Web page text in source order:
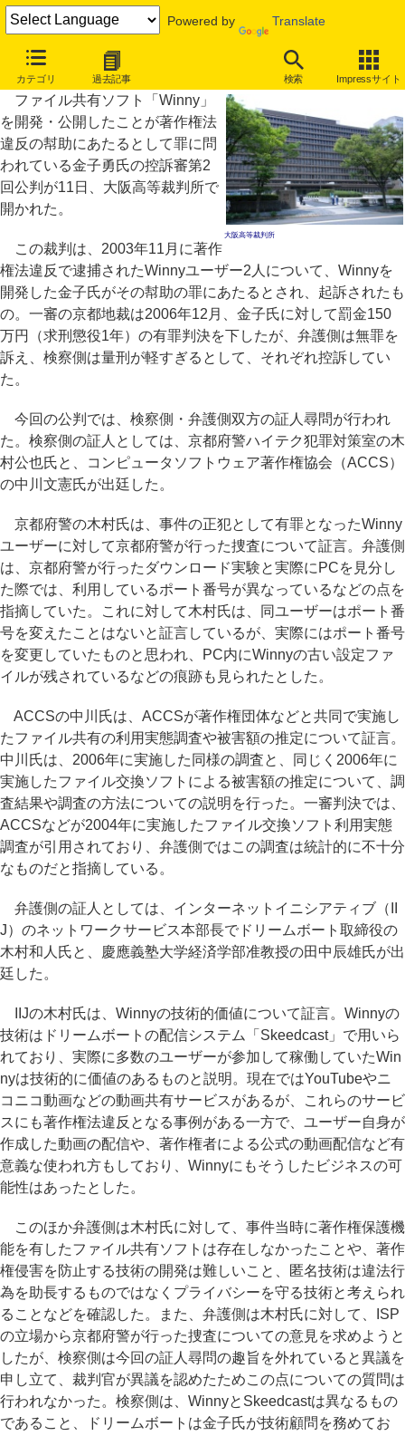
Powered by Translate
カテゴリ 過去記事 検索 Impressサイト
Winny開発者の控訴審、検察側・弁護側双方が証人尋問
大阪高等裁判所
ファイル共有ソフト「Winny」
を開発・公開したことが著作権法
違反の幇助にあたるとして罪に問
われている金子勇氏の控訴審第2
回公判が11日、大阪高等裁判所で
開かれた。
この裁判は、2003年11月に著作
権法違反で逮捕されたWinnyユーザー2人について、Winnyを
開発した金子氏がその幇助の罪にあたるとされ、起訴されたも
の。一審の京都地裁は2006年12月、金子氏に対して罰金150
万円（求刑懲役1年）の有罪判決を下したが、弁護側は無罪を
訴え、検察側は量刑が軽すぎるとして、それぞれ控訴してい
た。
今回の公判では、検察側・弁護側双方の証人尋問が行われ
た。検察側の証人としては、京都府警ハイテク犯罪対策室の木
村公也氏と、コンピュータソフトウェア著作権協会（ACCS）
の中川文憲氏が出廷した。
京都府警の木村氏は、事件の正犯として有罪となったWinny
ユーザーに対して京都府警が行った捜査について証言。弁護側
は、京都府警が行ったダウンロード実験と実際にPCを見分し
た際では、利用しているポート番号が異なっているなどの点を
指摘していた。これに対して木村氏は、同ユーザーはポート番
号を変えたことはないと証言しているが、実際にはポート番号
を変更していたものと思われ、PC内にWinnyの古い設定ファ
イルが残されているなどの痕跡も見られたとした。
ACCSの中川氏は、ACCSが著作権団体などと共同で実施し
たファイル共有の利用実態調査や被害額の推定について証言。
中川氏は、2006年に実施した同様の調査と、同じく2006年に
実施したファイル交換ソフトによる被害額の推定について、調
査結果や調査の方法についての説明を行った。一審判決では、
ACCSなどが2004年に実施したファイル交換ソフト利用実態
調査が引用されており、弁護側ではこの調査は統計的に不十分
なものだと指摘している。
弁護側の証人としては、インターネットイニシアティブ（II
J）のネットワークサービス本部長でドリームボート取締役の
木村和人氏と、慶應義塾大学経済学部准教授の田中辰雄氏が出
廷した。
IIJの木村氏は、Winnyの技術的価値について証言。Winnyの
技術はドリームボートの配信システム「Skeedcast」で用いら
れており、実際に多数のユーザーが参加して稼働していたWin
nyは技術的に価値のあるものと説明。現在ではYouTubeやニ
コニコ動画などの動画共有サービスがあるが、これらのサービ
スにも著作権法違反となる事例がある一方で、ユーザー自身が
作成した動画の配信や、著作権者による公式の動画配信など有
意義な使われ方もしており、Winnyにもそうしたビジネスの可
能性はあったとした。
このほか弁護側は木村氏に対して、事件当時に著作権保護機
能を有したファイル共有ソフトは存在しなかったことや、著作
権侵害を防止する技術の開発は難しいこと、匿名技術は違法行
為を助長するものではなくプライバシーを守る技術と考えられ
ることなどを確認した。また、弁護側は木村氏に対して、ISP
の立場から京都府警が行った捜査についての意見を求めようと
したが、検察側は今回の証人尋問の趣旨を外れていると異議を
申し立て、裁判官が異議を認めたためこの点についての質問は
行われなかった。検察側は、WinnyとSkeedcastは異なるもの
であること、ドリームボートは金子氏が技術顧問を務めてお